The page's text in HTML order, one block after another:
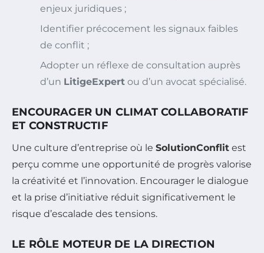
enjeux juridiques ;
Identifier précocement les signaux faibles
de conflit ;
Adopter un réflexe de consultation auprès
d’un LitigeExpert ou d’un avocat spécialisé.
ENCOURAGER UN CLIMAT COLLABORATIF
ET CONSTRUCTIF
Une culture d’entreprise où le SolutionConflit est
perçu comme une opportunité de progrès valorise
la créativité et l’innovation. Encourager le dialogue
et la prise d’initiative réduit significativement le
risque d’escalade des tensions.
LE RÔLE MOTEUR DE LA DIRECTION